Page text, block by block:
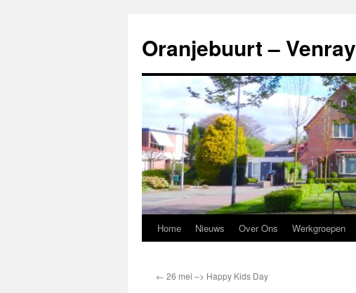
de
inhoud
Oranjebuurt – Venray
Home Nieuws Over Ons Werkgroepen
← 26 mei –> Happy Kids Day